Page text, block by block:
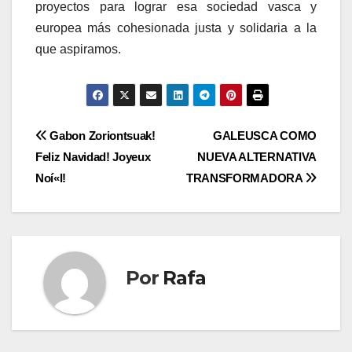
proyectos para lograr esa sociedad vasca y
europea más cohesionada justa y solidaria a la
que aspiramos.
Navegación
de
entradas
GALEUSCA COMO
NUEVA ALTERNATIVA
TRANSFORMADORA
Gabon Zoriontsuak!
Feliz Navidad! Joyeux
Noí«l!
Por Rafa